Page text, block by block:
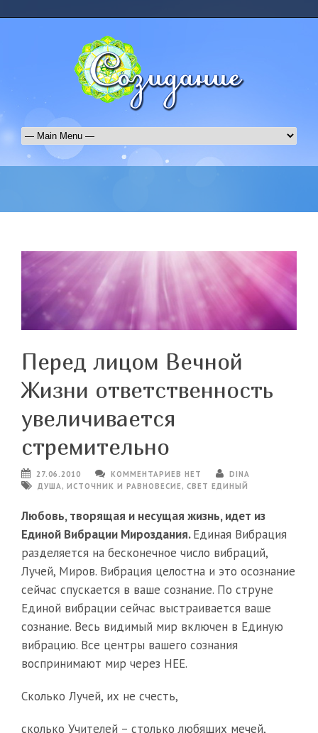
Перед лицом Вечной
Жизни ответственность
увеличивается
стремительно
27.06.2010 КОММЕНТАРИЕВ НЕТ
DINA
ДУША, ИСТОЧНИК И РАВНОВЕСИЕ, СВЕТ ЕДИНЫЙ
Любовь, творящая и несущая жизнь, идет из
Единой Вибрации Мироздания.Единая Вибрация
разделяется на бесконечное число вибраций,
Лучей, Миров. Вибрация целостна и это осознание
сейчас спускается в ваше сознание. По струне
Единой вибрации сейчас выстраивается ваше
сознание. Весь видимый мир включен в Единую
вибрацию. Все центры вашего сознания
воспринимают мир через НЕЕ.
Сколько Лучей, их не счесть,
сколько Учителей – столько любящих мечей,